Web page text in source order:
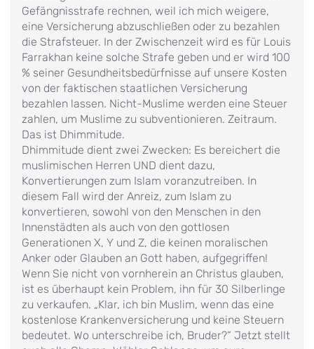
Gefängnisstrafe rechnen, weil ich mich weigere,
eine Versicherung abzuschließen oder zu bezahlen
die Strafsteuer. In der Zwischenzeit wird es für Louis
Farrakhan keine solche Strafe geben und er wird 100
% seiner Gesundheitsbedürfnisse auf unsere Kosten
von der faktischen staatlichen Versicherung
bezahlen lassen. Nicht-Muslime werden eine Steuer
zahlen, um Muslime zu subventionieren. Zeitraum.
Das ist Dhimmitude.
Dhimmitude dient zwei Zwecken: Es bereichert die
muslimischen Herren UND dient dazu,
Konvertierungen zum Islam voranzutreiben. In
diesem Fall wird der Anreiz, zum Islam zu
konvertieren, sowohl von den Menschen in den
Innenstädten als auch von den gottlosen
Generationen X, Y und Z, die keinen moralischen
Anker oder Glauben an Gott haben, aufgegriffen!
Wenn Sie nicht von vornherein an Christus glauben,
ist es überhaupt kein Problem, ihn für 30 Silberlinge
zu verkaufen. „Klar, ich bin Muslim, wenn das eine
kostenlose Krankenversicherung und keine Steuern
bedeutet. Wo unterschreibe ich, Bruder?“ Jetzt stellt